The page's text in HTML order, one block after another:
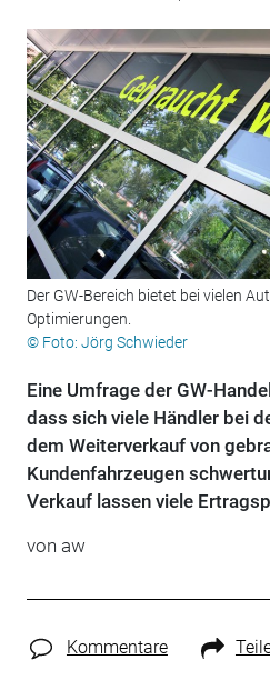
Der GW-Bereich bietet bei vielen
Optimierungen.
© Foto: Jörg Schwieder
Eine Umfrage der GW-
dass sich viele Händler bei
dem Weiterverkauf von
Kundenfahrzeugen
Verkauf lassen viele
von aw
Kommentare